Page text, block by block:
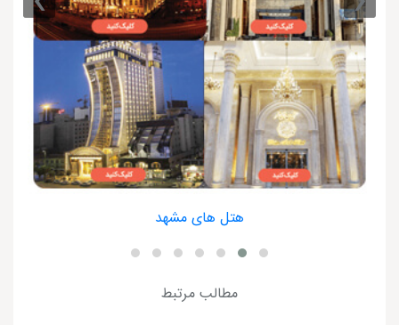
هتل های مشهد
مطالب مرتبط